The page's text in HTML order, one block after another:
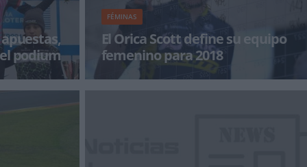
podium
pero no nos
de
FÉMINAS
El Orica Scott define su equipo
femenino para 2018
El Orica scott women para 2018 estará